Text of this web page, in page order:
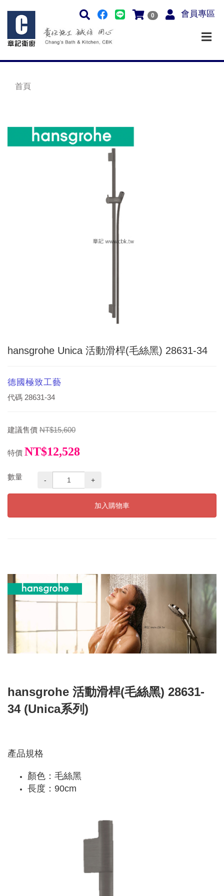
0 會員專區
首頁
hansgrohe Unica 活動滑桿(毛絲黑) 28631-34
德國極致工藝
代碼 28631-34
建議售價 NT$15,600
特價 NT$12,528
數量 - +
加入購物車
hansgrohe 活動滑桿(毛絲黑) 28631-
34 (Unica系列)
產品規格
顏色：毛絲黑
長度：90cm